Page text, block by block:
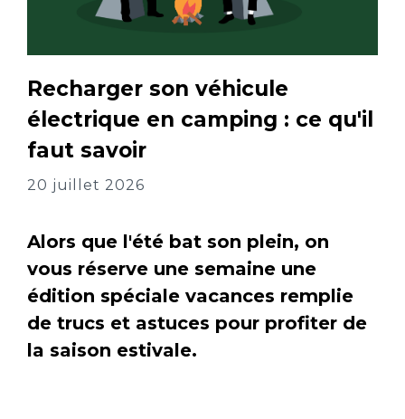
Recharger son véhicule
électrique en camping : ce qu'il
faut savoir
20 juillet 2026
Alors que l'été bat son plein, on
vous réserve une semaine une
édition spéciale vacances remplie
de trucs et astuces pour profiter de
la saison estivale.